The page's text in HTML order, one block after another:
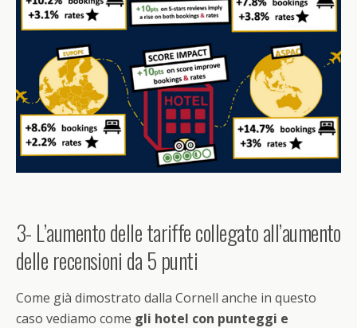
3- L’aumento delle tariffe collegato all’aumento
delle recensioni da 5 punti
Come già dimostrato dalla Cornell anche in questo
caso vediamo come gli hotel con punteggi e